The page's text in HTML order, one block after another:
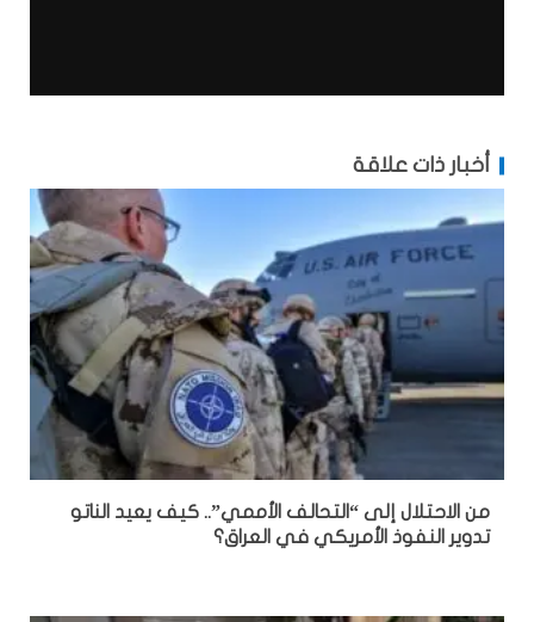
أخبار ذات علاقة
من الاحتلال إلى “التحالف الأممي”.. كيف يعيد الناتو
تدوير النفوذ الأمريكي في العراق؟